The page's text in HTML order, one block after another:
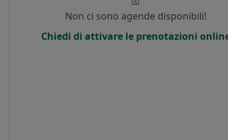
Non ci sono agende disponibili!
Chiedi di attivare le prenotazioni